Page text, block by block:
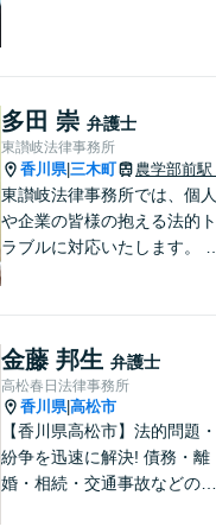
多田 崇 弁護士
東讃岐法律事務所
香川県| 三木町 農学部前駅
東讃岐法律事務所では、個人
や企業の皆様の抱える法的ト
ラブルに対応いたします。 高
金藤 邦生 弁護士
高松春日法律事務所
香川県|高松市
【香川県高松市】法的問題・
紛争を迅速に解決! 債務・離
婚・相続・交通事故などの問